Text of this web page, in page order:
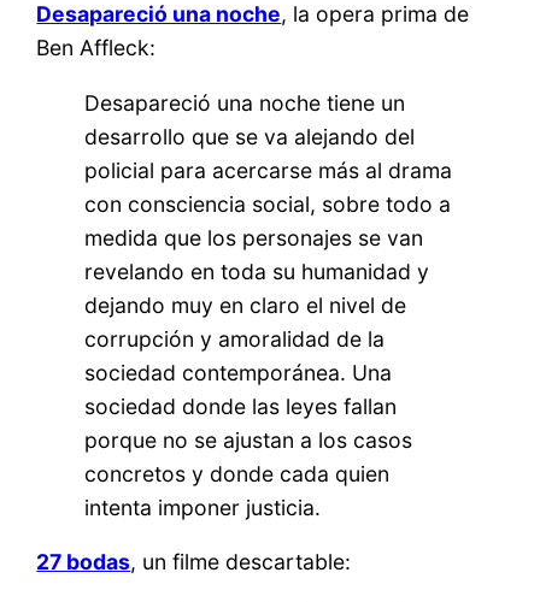
Desapareció una noche, la opera prima de
Ben Affleck:
Desapareció una noche tiene un
desarrollo que se va alejando del
policial para acercarse más al drama
con consciencia social, sobre todo a
medida que los personajes se van
revelando en toda su humanidad y
dejando muy en claro el nivel de
corrupción y amoralidad de la
sociedad contemporánea. Una
sociedad donde las leyes fallan
porque no se ajustan a los casos
concretos y donde cada quien
intenta imponer justicia.
27 bodas, un filme descartable: